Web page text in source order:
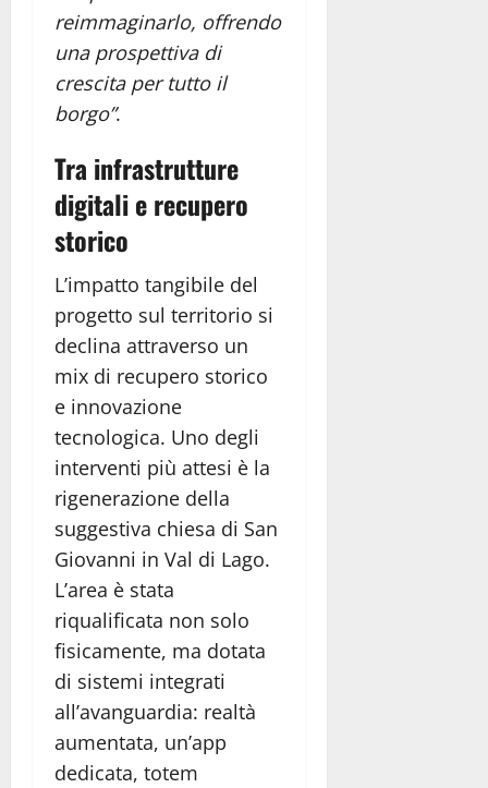
reimmaginarlo, offrendo
una prospettiva di
crescita per tutto il
borgo”.
Tra infrastrutture
digitali e recupero
storico
L’impatto tangibile del
progetto sul territorio si
declina attraverso un
mix di recupero storico
e innovazione
tecnologica. Uno degli
interventi più attesi è la
rigenerazione della
suggestiva chiesa di San
Giovanni in Val di Lago.
L’area è stata
riqualificata non solo
fisicamente, ma dotata
di sistemi integrati
all’avanguardia: realtà
aumentata, un’app
dedicata, totem